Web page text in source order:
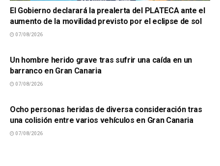
El Gobierno declarará la prealerta del PLATECA ante el
aumento de la movilidad previsto por el eclipse de sol
07/08/2026
Un hombre herido grave tras sufrir una caída en un
barranco en Gran Canaria
07/08/2026
Ocho personas heridas de diversa consideración tras
una colisión entre varios vehículos en Gran Canaria
07/08/2026